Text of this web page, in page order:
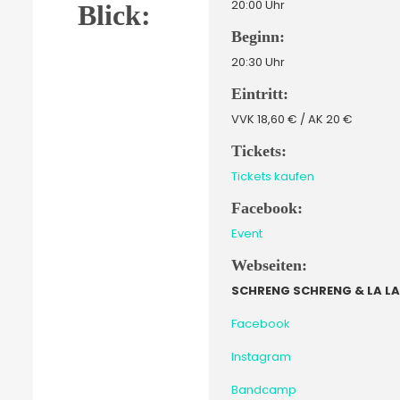
Blick:
20:00 Uhr
Beginn:
20:30 Uhr
Eintritt:
VVK 18,60 € / AK 20 €
Tickets:
Tickets kaufen
Facebook:
Event
Webseiten:
SCHRENG SCHRENG & LA LA
Facebook
Instagram
Bandcamp